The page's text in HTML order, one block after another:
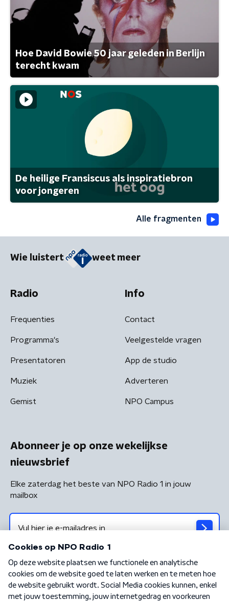
Hoe David Bowie 50 jaar geleden in Berlijn
terecht kwam
De heilige Fransiscus als inspiratiebron
voor jongeren
Alle fragmenten
Wie luistert weet meer
Radio
Frequenties
Programma's
Presentatoren
Muziek
Gemist
Info
Contact
Veelgestelde vragen
App de studio
Adverteren
NPO Campus
Abonneer je op onze wekelijkse
nieuwsbrief
Elke zaterdag het beste van NPO Radio 1 in jouw
mailbox
Algemene voorwaarden